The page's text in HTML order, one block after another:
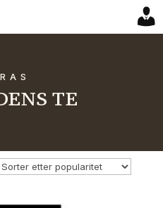
TE